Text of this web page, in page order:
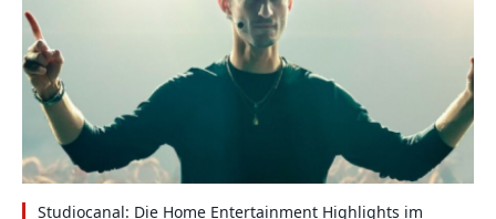
Studiocanal: Die Home Entertainment Highlights im